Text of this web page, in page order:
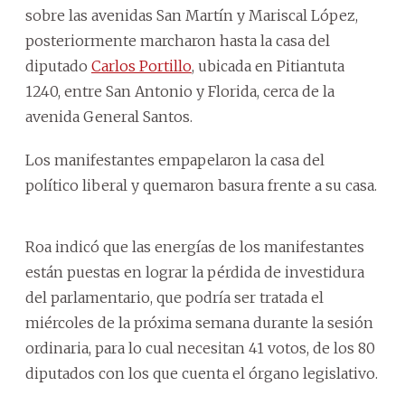
sobre las avenidas San Martín y Mariscal López,
posteriormente marcharon hasta la casa del
diputado Carlos Portillo, ubicada en Pitiantuta
1240, entre San Antonio y Florida, cerca de la
avenida General Santos.
Los manifestantes empapelaron la casa del
político liberal y quemaron basura frente a su casa.
Roa indicó que las energías de los manifestantes
están puestas en lograr la pérdida de investidura
del parlamentario, que podría ser tratada el
miércoles de la próxima semana durante la sesión
ordinaria, para lo cual necesitan 41 votos, de los 80
diputados con los que cuenta el órgano legislativo.